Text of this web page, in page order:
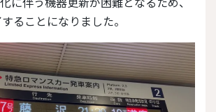
化に伴う機器更新が困難となるため、
ることになりました。